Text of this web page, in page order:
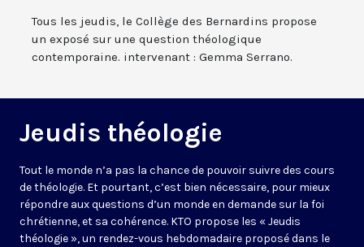
Tous les jeudis, le Collège des Bernardins propose
un exposé sur une question théologique
contemporaine. intervenant : Gemma Serrano.
Jeudis théologie
Tout le monde n’a pas la chance de pouvoir suivre des cours
de théologie. Et pourtant, c’est bien nécessaire, pour mieux
répondre aux questions d’un monde en demande sur la foi
chrétienne, et sa cohérence. KTO propose les « Jeudis
théologie », un rendez-vous hebdomadaire proposé dans le